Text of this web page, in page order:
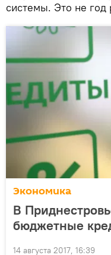
системы. Это не год
Экономика
В
бюджетные
14 августа 2017, 16:39